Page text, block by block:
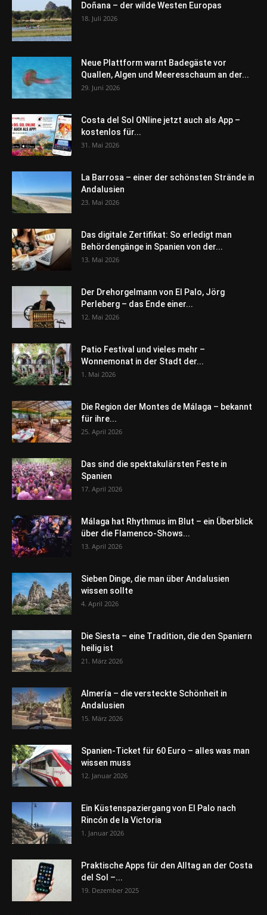
Doñana – der wilde Westen Europas
18. Juli 2026
Neue Plattform warnt Badegäste vor
Quallen, Algen und Meeresschaum an der...
29. Juni 2026
Costa del Sol ONline jetzt auch als App –
kostenlos für...
31. Mai 2026
La Barrosa – einer der schönsten Strände in
Andalusien
23. Mai 2026
Das digitale Zertifikat: So erledigt man
Behördengänge in Spanien von der...
13. Mai 2026
Der Drehorgelmann von El Palo, Jörg
Perleberg – das Ende einer...
12. Mai 2026
Patio Festival und vieles mehr –
Wonnemonat in der Stadt der...
1. Mai 2026
Die Region der Montes de Málaga – bekannt
für ihre...
25. April 2026
Das sind die spektakulärsten Feste in
Spanien
17. April 2026
Málaga hat Rhythmus im Blut – ein Überblick
über die Flamenco-Shows...
13. April 2026
Sieben Dinge, die man über Andalusien
wissen sollte
4. April 2026
Die Siesta – eine Tradition, die den Spaniern
heilig ist
21. März 2026
Almería – die versteckte Schönheit in
Andalusien
15. März 2026
Spanien-Ticket für 60 Euro – alles was man
wissen muss
12. Januar 2026
Ein Küstenspaziergang von El Palo nach
Rincón de la Victoria
1. Januar 2026
Praktische Apps für den Alltag an der Costa
del Sol –...
19. Dezember 2025